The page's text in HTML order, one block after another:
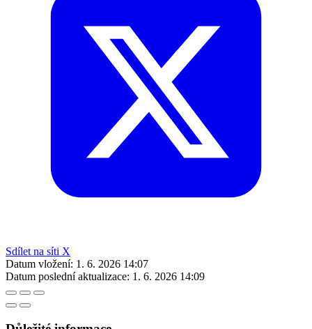
Sdílet na síti X
Datum vložení: 1. 6. 2026 14:07
Datum poslední aktualizace: 1. 6. 2026 14:09